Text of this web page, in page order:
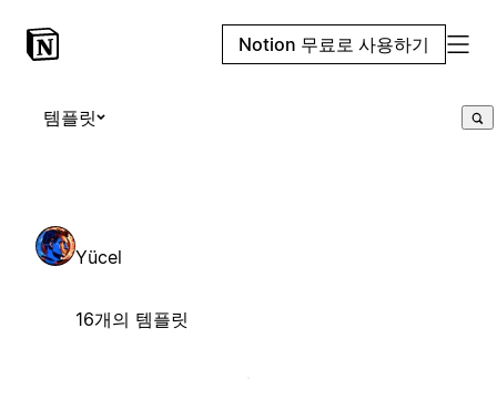
Notion 무료로 사용하기
템플릿
Yücel
16개의 템플릿